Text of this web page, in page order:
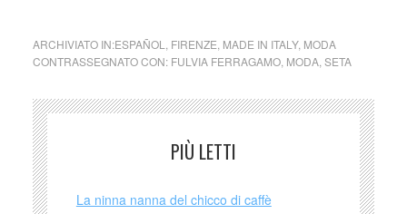
ARCHIVIATO IN:ESPAÑOL FIRENZE MADE IN ITALY, MODA
CONTRASSEGNATO CON: FULVIA FERRAGAMO, MODA, SETA
PIÙ LETTI
La ninna nanna del chicco di caffè